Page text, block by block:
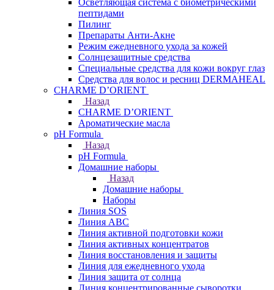
Осветляющая система с биометрическими
пептидами
Пилинг
Препараты Анти-Акне
Режим ежедневного ухода за кожей
Солнцезащитные средства
Специальные средства для кожи вокруг глаз
Средства для волос и ресниц DERMAHEAL
CHARME D’ORIENT
Назад
CHARME D’ORIENT
Ароматические масла
pH Formula
Назад
pH Formula
Домашние наборы
Назад
Домашние наборы
Наборы
Линия SOS
Линия АВС
Линия активной подготовки кожи
Линия активных концентратов
Линия восстановления и защиты
Линия для ежедневного ухода
Линия защита от солнца
Линия концентрированные сыворотки